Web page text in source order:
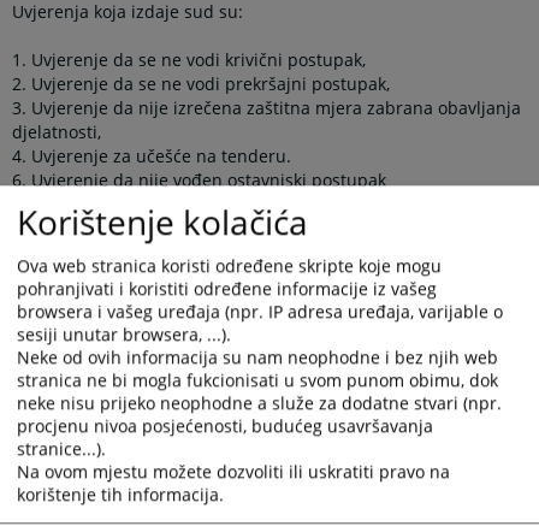
Uvjerenja koja izdaje sud su:
1. Uvjerenje da se ne vodi krivični postupak,
2. Uvjerenje da se ne vodi prekršajni postupak,
3. Uvjerenje da nije izrečena zaštitna mjera zabrana obavljanja
djelatnosti,
4. Uvjerenje za učešće na tenderu.
6. Uvjerenje da nije vođen ostavniski postupak
Sud izdaje i druga uvjerenja, odnosno druge isprave o
činjenicama o kojima ne vodi službenu evidenciju, ako je to
određeno zakonom, ali u tom slučaju činjenice se utvrđuju u
postupku koji je propisan zakonom.
Uvjerenja i druge isprave izdaju se na pismeni zahtjev stranke.
Obrazac zahtjeva može se dobiti u prijemnoj kancelariji suda ili
preuzeti na ovoj stranici, u sekciji „Prateći dokumenti“.
Prikazana vijest je na Srpski jezik
Prateći dokumenti
Korištenje kolačića
Ova web stranica koristi određene skripte koje mogu
pohranjivati i koristiti određene informacije iz vašeg
browsera i vašeg uređaja (npr. IP adresa uređaja, varijable o
sesiji unutar browsera, ...).
Neke od ovih informacija su nam neophodne i bez njih web
stranica ne bi mogla fukcionisati u svom punom obimu, dok
neke nisu prijeko neophodne a služe za dodatne stvari (npr.
procjenu nivoa posjećenosti, budućeg usavršavanja
stranice...).
Na ovom mjestu možete dozvoliti ili uskratiti pravo na
korištenje tih informacija.